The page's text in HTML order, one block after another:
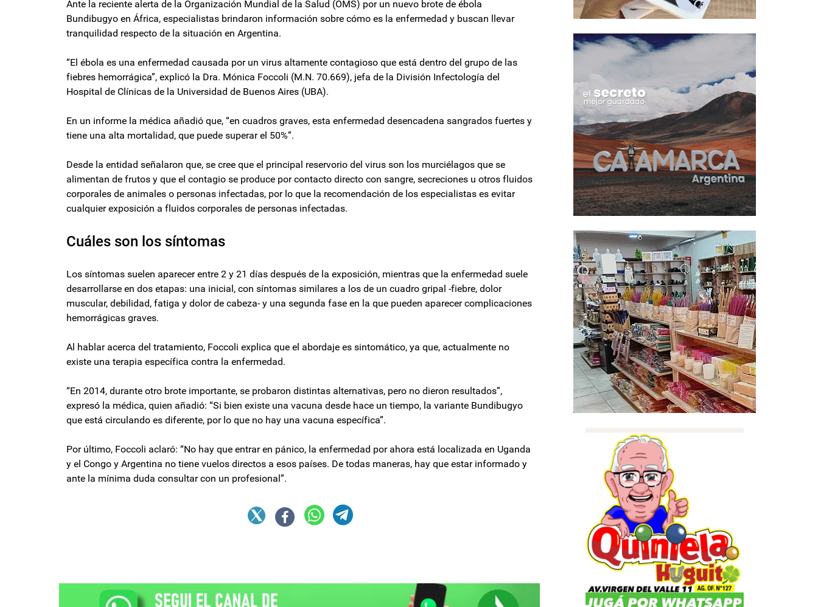
Ante la reciente alerta de la Organización Mundial de la Salud (OMS) por un nuevo brote de ébola
Bundibugyo en África, especialistas brindaron información sobre cómo es la enfermedad y buscan llevar
tranquilidad respecto de la situación en Argentina.
“El ébola es una enfermedad causada por un virus altamente contagioso que está dentro del grupo de las
fiebres hemorrágica”, explicó la Dra. Mónica Foccoli (M.N. 70.669), jefa de la División Infectología del
Hospital de Clínicas de la Universidad de Buenos Aires (UBA).
En un informe la médica añadió que, “en cuadros graves, esta enfermedad desencadena sangrados fuertes y
tiene una alta mortalidad, que puede superar el 50%”.
Desde la entidad señalaron que, se cree que el principal reservorio del virus son los murciélagos que se
alimentan de frutos y que el contagio se produce por contacto directo con sangre, secreciones u otros fluidos
corporales de animales o personas infectadas, por lo que la recomendación de los especialistas es evitar
cualquier exposición a fluidos corporales de personas infectadas.
Cuáles son los síntomas
Los síntomas suelen aparecer entre 2 y 21 días después de la exposición, mientras que la enfermedad suele
desarrollarse en dos etapas: una inicial, con síntomas similares a los de un cuadro gripal -fiebre, dolor
muscular, debilidad, fatiga y dolor de cabeza- y una segunda fase en la que pueden aparecer complicaciones
hemorrágicas graves.
Al hablar acerca del tratamiento, Foccoli explica que el abordaje es sintomático, ya que, actualmente no
existe una terapia específica contra la enfermedad.
“En 2014, durante otro brote importante, se probaron distintas alternativas, pero no dieron resultados”,
expresó la médica, quien añadió: “Si bien existe una vacuna desde hace un tiempo, la variante Bundibugyo
que está circulando es diferente, por lo que no hay una vacuna específica”.
Por último, Foccoli aclaró: “No hay que entrar en pánico, la enfermedad por ahora está localizada en Uganda
y el Congo y Argentina no tiene vuelos directos a esos países. De todas maneras, hay que estar informado y
ante la mínima duda consultar con un profesional”.